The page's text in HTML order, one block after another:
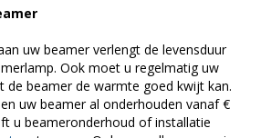
uw beamer verlengt de levensduur
Ook moet u regelmatig uw
de beamer de warmte goed kwijt kan.
uw beamer al onderhouden vanaf €
u beameronderhoud of installatie